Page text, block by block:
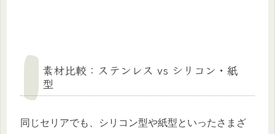
素材比較：ステンレス vs シリコン・紙
型
同じセリアでも、シリコン型や紙型といったさまざ